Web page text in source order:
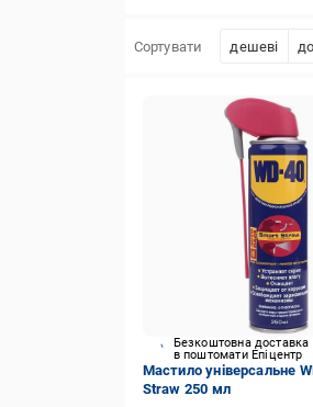
Сортувати дешеві
Безкоштовна доставка
в поштомати Епіцентр
Мастило універсальне
Straw 250 мл